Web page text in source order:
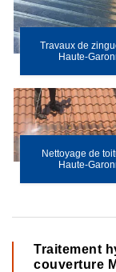
Travaux de
Haute-
Nettoyage de
Haute-
Traitement
couverture